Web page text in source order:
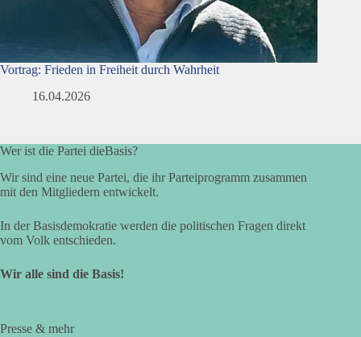
Vortrag: Frieden in Freiheit durch Wahrheit
16.04.2026
Wer ist die Partei dieBasis?
Wir sind eine neue Partei, die ihr Parteiprogramm zusammen
mit den Mitgliedern entwickelt.
In der Basisdemokratie werden die politischen Fragen direkt
vom Volk entschieden.
Wir alle sind die Basis!
Presse & mehr